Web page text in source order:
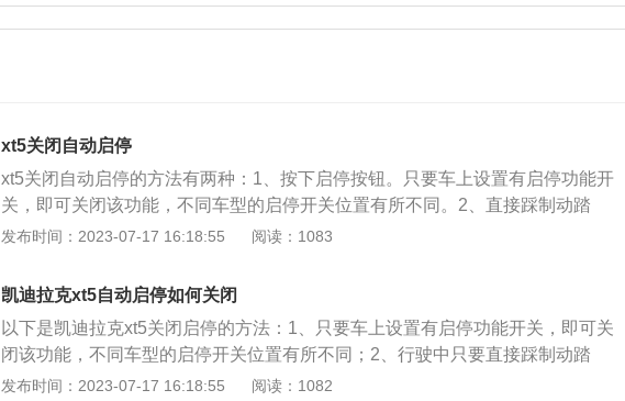
xt5关闭自动启停
xt5关闭自动启停的方法有两种：1、按下启停按钮。只要车上设置有启停功能开
关，即可关闭该功能，不同车型的启停开关位置有所不同。2、直接踩制动踏
板。行驶中只要直接踩制动踏板，车辆完全停止大概两秒钟后发动机就会自动熄
盘，发动机又会马上自动点火，立即又可以踩油门起步，整个过程都处于D挡状
态。使用自动启停的注意事项有5点：1、启停熄火时快速转向p挡，松开刹车。
2、减少电流消耗。3、在发动机熄火时，不要反复踩刹车。4、使发动机转速至
零，进行启动机齿轮啮合再启动。5、低速泊车时、开空调时不启用自动启停系
统。
发布时间：2023-07-17 16:18:55 阅读：1083
凯迪拉克xt5自动启停如何关闭
以下是凯迪拉克xt5关闭启停的方法：1、只要车上设置有启停功能开关，即可关
闭该功能，不同车型的启停开关位置有所不同；2、行驶中只要直接踩制动踏
板，车辆完全停止大概两秒钟后发动机就会自动熄火，一直踩着制动踏板，发动
发布时间：2023-07-17 16:18:55 阅读：1082